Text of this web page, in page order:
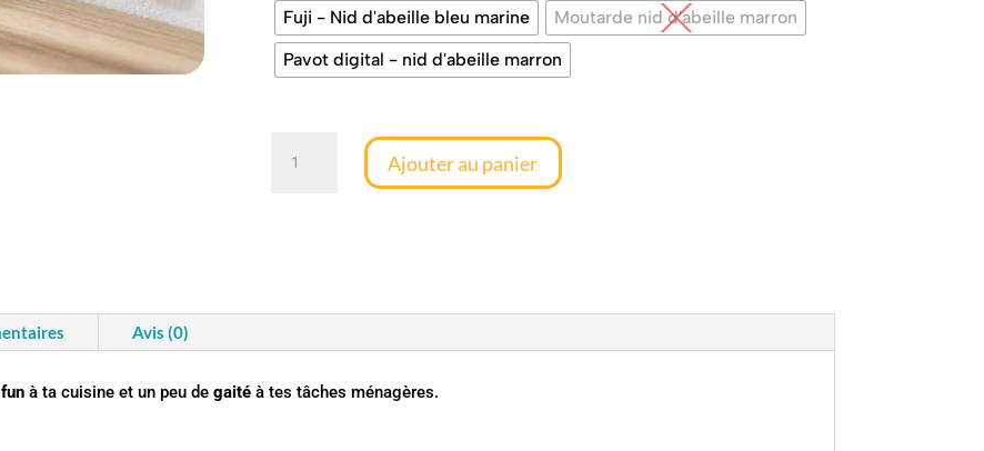
Fuji - Nid d'abeille bleu marine
Moutarde nid d'abeille marron
Pavot digital - nid d'abeille marron
tissus
Ajouter au panier
Avis (0)
à ta cuisine et un peu degaité à tes tâches ménagères.